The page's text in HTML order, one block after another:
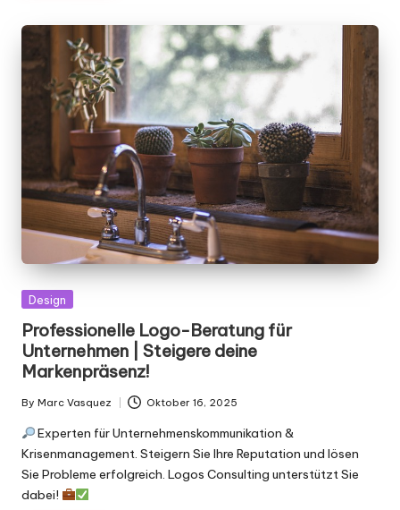
Posted
Design
Professionelle Logo-Beratung für
Unternehmen | Steigere deine
Markenpräsenz!
Posted
by
By Marc Vasquez Oktober 16, 2025
Experten für Unternehmenskommunikation &
Krisenmanagement. Steigern Sie Ihre Reputation und lösen
Sie Probleme erfolgreich. Logos Consulting unterstützt Sie
dabei!